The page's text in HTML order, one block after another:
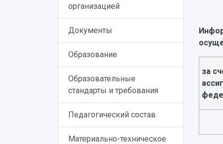
организацией
Документы
Образование
Образовательные
стандарты и требования
Педагогический состав
Материально-техническое
за